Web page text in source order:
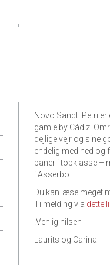
Vi glæder os meget
Novo Sancti Petri
gamle by Cádiz.
dejlige vejr og sine
endelig med ned
baner i topklasse –
i Asserbo
Du kan læse meget
Tilmelding via dette
.Venlig hilsen
Laurits og Carina